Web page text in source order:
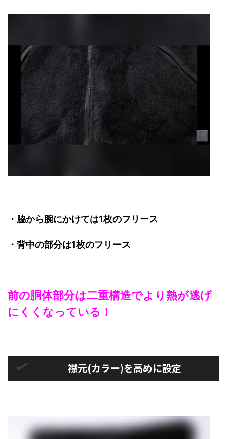
・脇から腕にかけては1枚のフリース
・背中の部分は1枚のフリース
前の胴体部分は二重構造でより熱が逃げ
にくくなっている！
襟元(カラー)を高めに設定